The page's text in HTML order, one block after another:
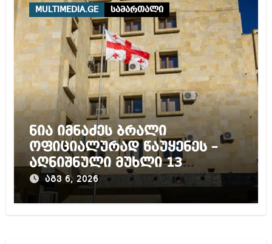
MULTIMEDIA.GE სამართალი
ნია იმნაძეს ბრალი
ოფიციალურად წაუყენეს –
აღნიშნული მუხლი 13
წლამდე პატიმრობას
ითვალისწინებს
აგვ 6, 2026